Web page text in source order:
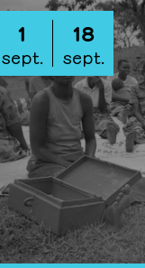
1
sept.
18
sept.